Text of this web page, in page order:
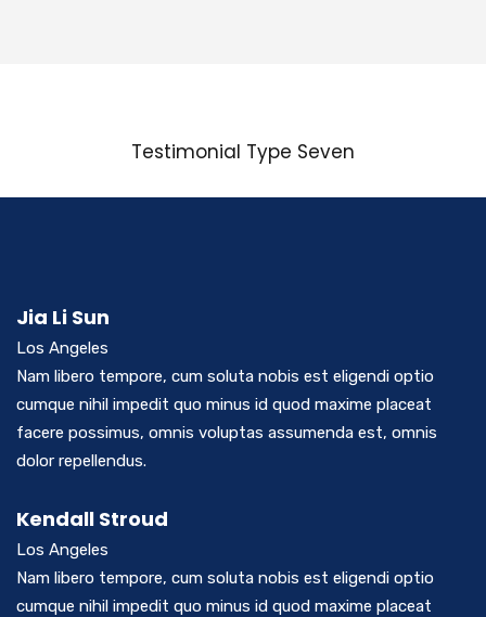
Testimonial Type Seven
Jia Li Sun
Los Angeles
Nam libero tempore, cum soluta nobis est eligendi optio
cumque nihil impedit quo minus id quod maxime placeat
facere possimus, omnis voluptas assumenda est, omnis
dolor repellendus.
Kendall Stroud
Los Angeles
Nam libero tempore, cum soluta nobis est eligendi optio
cumque nihil impedit quo minus id quod maxime placeat